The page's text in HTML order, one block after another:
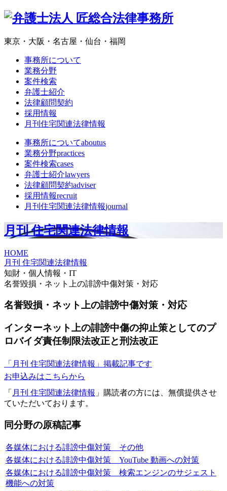
東京・大阪・名古屋・仙台・福岡
事務所について
業務分野
案件検索
弁護士紹介
法律顧問契約
採用情報
月刊住宅関連法律情報
事務所についてaboutus
業務分野practices
案件検索cases
弁護士紹介lawyers
法律顧問契約adviser
採用情報recruit
月刊住宅関連法律情報journal
月刊 住宅関連法律情報
HOME
月刊 住宅関連法律情報
知財・個人情報・IT
名誉毀損・ネット上の誹謗中傷対策・対応
名誉毀損・ネット上の誹謗中傷対策・対応
インターネット上の誹謗中傷の抑止策としてのプ
ロバイダ責任制限法改正と刑法改正
「月刊 住宅関連法律情報」掲載記事です
お申込みはこちらから
「 月刊 住宅関連法律情報 」購読者の方には、無償提供させ
ていただいております。
同分野の原稿記事
各媒体における誹謗中傷対策 その他
各媒体における誹謗中傷対策 YouTube 動画への対策
各媒体における誹謗中傷対策 検索エンジンのサジェスト
機能への対策